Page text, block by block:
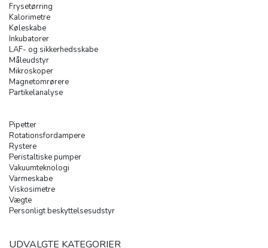
Frysetørring
Kalorimetre
Køleskabe
Inkubatorer
LAF- og sikkerhedsskabe
Måleudstyr
Mikroskoper
Magnetomrørere
Partikelanalyse
Pipetter
Rotationsfordampere
Rystere
Peristaltiske pumper
Vakuumteknologi
Varmeskabe
Viskosimetre
Vægte
Personligt beskyttelsesudstyr
UDVALGTE KATEGORIER